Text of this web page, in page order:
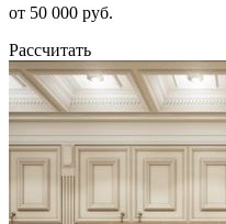
от 50 000 руб.
Рассчитать